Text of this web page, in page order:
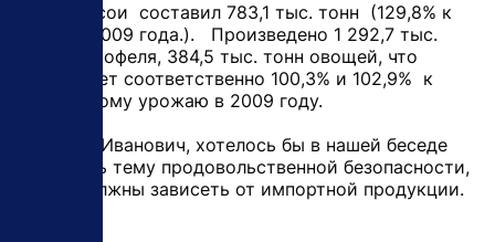
Урожай сои составил 783,1 тыс. тонн (129,8% к
уровню 2009 года.). Произведено 1 292,7 тыс.
тонн картофеля, 384,5 тыс. тонн овощей, что
составляет соответственно 100,3% и 102,9% к
полученному урожаю в 2009 году.
- Виктор Иванович, хотелось бы в нашей беседе
затронуть тему продовольственной безопасности,
мы не должны зависеть от импортной продукции.